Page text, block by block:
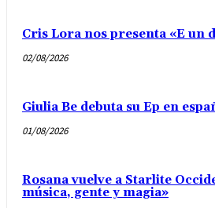
Cris Lora nos presenta «E un
02/08/2026
Giulia Be debuta su Ep en
01/08/2026
Rosana vuelve a Starlite
música, gente y magia»